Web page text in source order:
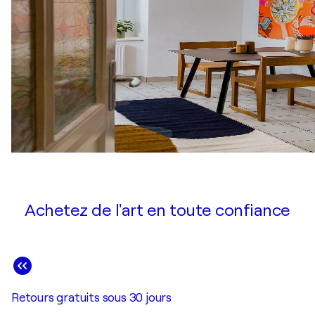
Achetez de l'art en toute confiance
Retours gratuits sous 30 jours